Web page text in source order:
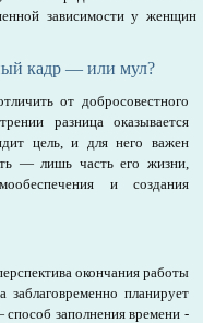
зависимости у женщин
кадр — или мул?
от добросовестного
разница оказывается
цель, и для него важен
— лишь часть его жизни,
и создания
окончания работы
заблаговременно планирует
заполнения времени -